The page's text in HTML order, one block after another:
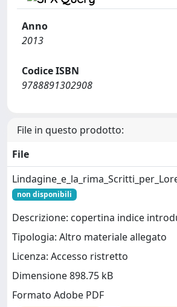
Anno
2013
Codice ISBN
9788891302908
File in questo prodotto:
File
non disponibili
Descrizione: copertina indice
Tipologia: Altro materiale allegato
Licenza: Accesso ristretto
Dimensione 898.75 kB
Formato Adobe PDF